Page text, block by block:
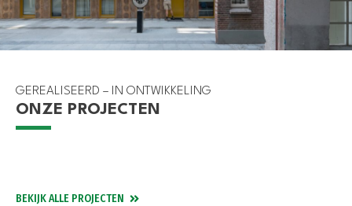
GEREALISEERD – IN ONTWIKKELING
ONZE PROJECTEN
GOUDA
BEKIJK ALLE PROJECTEN